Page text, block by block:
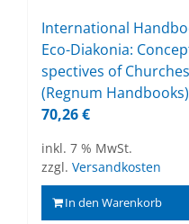
In­ter­na­tio­nal
Eco-Dia­ko­nia:
spec­ti­ves of
(Re­gnum Hand­books)
70,26€
inkl. 7 % MwSt.
zzgl. Versandkosten
In den Warenkorb